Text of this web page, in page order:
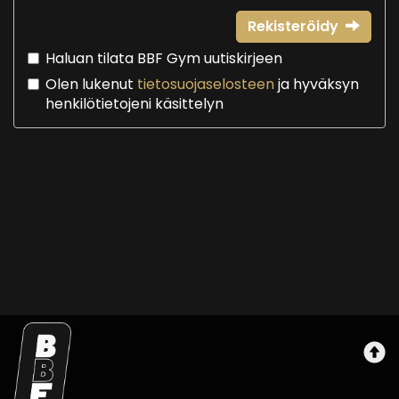
Rekisteröidy
Haluan tilata BBF Gym uutiskirjeen
Olen lukenut tietosuojaselosteenja hyväksyn
henkilötietojeni käsittelyn